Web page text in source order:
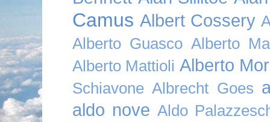
Camus Albert Cossery
Alberto Guasco Alberto
Alberto Mattioli Alberto
Schiavone Albrecht Goes
aldo nove Aldo